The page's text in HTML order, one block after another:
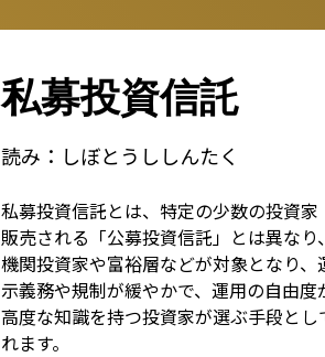
私募投資信託
読み： しぼとうししんたく
私募投資信託とは、特定の少数の投資
販売される「公募投資信託」とは異な
機関投資家や富裕層などが対象となり
示義務や規制が緩やかで、運用の自由
高度な知識を持つ投資家が選ぶ手段と
れます。